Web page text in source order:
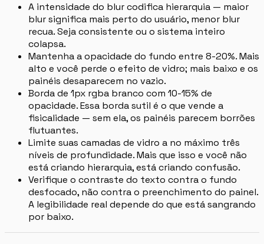
A intensidade do blur codifica hierarquia — maior
blur significa mais perto do usuário, menor blur
recua. Seja consistente ou o sistema inteiro
colapsa.
Mantenha a opacidade do fundo entre 8-20%. Mais
alto e você perde o efeito de vidro; mais baixo e os
painéis desaparecem no vazio.
Borda de 1px rgba branco com 10-15% de
opacidade. Essa borda sutil é o que vende a
fisicalidade — sem ela, os painéis parecem borrões
flutuantes.
Limite suas camadas de vidro a no máximo três
níveis de profundidade. Mais que isso e você não
está criando hierarquia, está criando confusão.
Verifique o contraste do texto contra o fundo
desfocado, não contra o preenchimento do painel.
A legibilidade real depende do que está sangrando
por baixo.